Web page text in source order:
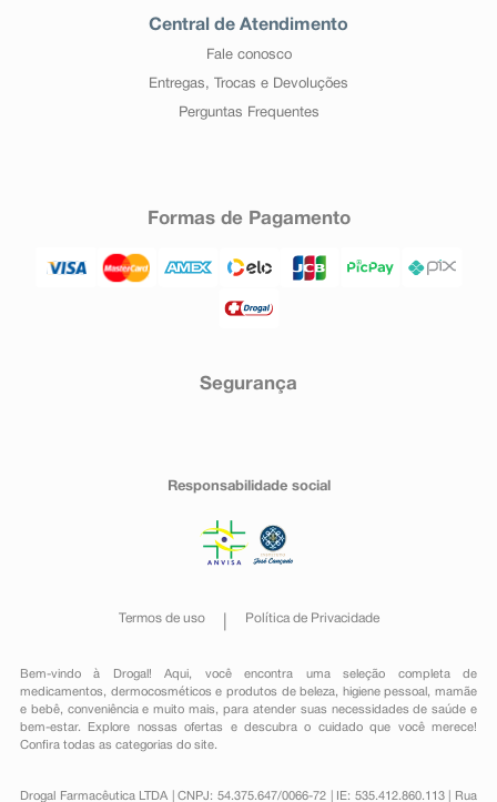
Central de Atendimento
Fale conosco
Entregas, Trocas e Devoluções
Perguntas Frequentes
Formas de Pagamento
Segurança
Responsabilidade social
Termos de uso Política de Privacidade
Bem-vindo à Drogal! Aqui, você encontra uma seleção completa de
medicamentos , dermocosméticos e produtos de beleza, higiene pessoal ,mamãe
e bebê, conveniênciae muito mais, para atender suas necessidades de saúde e
bem-estar. Explore nossas ofertas e descubra o cuidado que você merece!
Confira todas as categorias do site.
Drogal Farmacêutica LTDA | CNPJ: 54.375.647/0066-72 | IE: 535.412.860.113 | Rua